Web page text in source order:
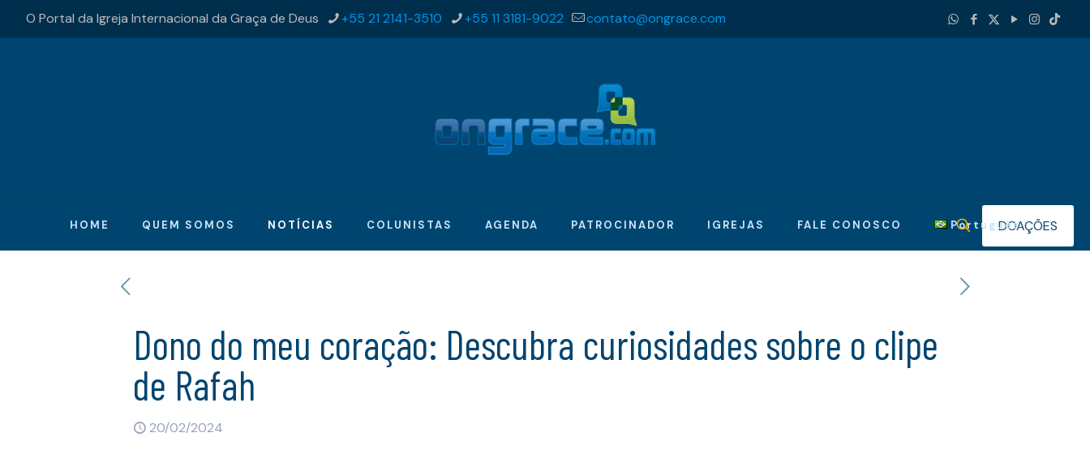
O Portal da Igreja Internacional da Graça de Deus +55 21 2141-3510 +55 11 3181-9022 contato@ongrace.com
HOME QUEM SOMOS NOTÍCIAS COLUNISTAS AGENDA PATROCINADOR IGREJAS FALE CONOSCO PortuguêsDOAÇÕES
Dono do meu coração: Descubra curiosidades sobre o clipe
de Rafah
20/02/2024